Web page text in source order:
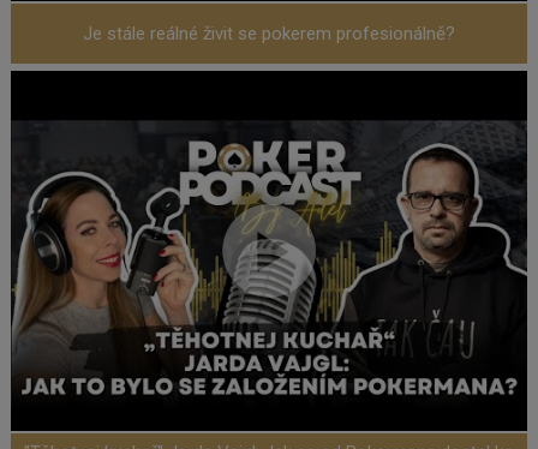
Je stále reálné živit se pokerem profesionálně?